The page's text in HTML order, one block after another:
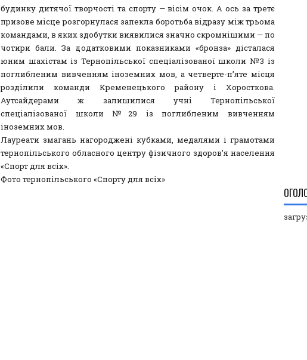
будинку дитячої творчості та спорту — вісім очок. А ось за третє
призове місце розгорнулася запекла боротьба відразу між трьома
командами, в яких здобутки виявилися значно скромнішими — по
чотири бали. За додатковими показниками «бронза» дісталася
юним шахістам із Тернопільської спеціалізованої школи №3 із
поглибленим вивченням іноземних мов, а четверте-п’яте місця
розділили команди Кременецького району і Хоросткова.
Аутсайдерами ж залишилися учні Тернопільської
спеціалізованої школи №29 із поглибленим вивченням
іноземних мов.
Лауреати змагань нагороджені кубками, медалями і грамотами
тернопільського обласного центру фізичного здоров’я населення
«Спорт для всіх».
Фото тернопільського «Спорту для всіх»